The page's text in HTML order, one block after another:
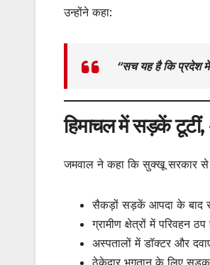
उन्होंने कहा:
“सच यह है कि प्रदेश
हिमाचल में सड़कें टूटीं,
जमवाल ने कहा कि सुक्खू सरकार से
सैकड़ों सड़कें आपदा के बाद
ग्रामीण क्षेत्रों में परिवहन ठप
अस्पतालों में डॉक्टर और
ठेकेदार भुगतान के लिए